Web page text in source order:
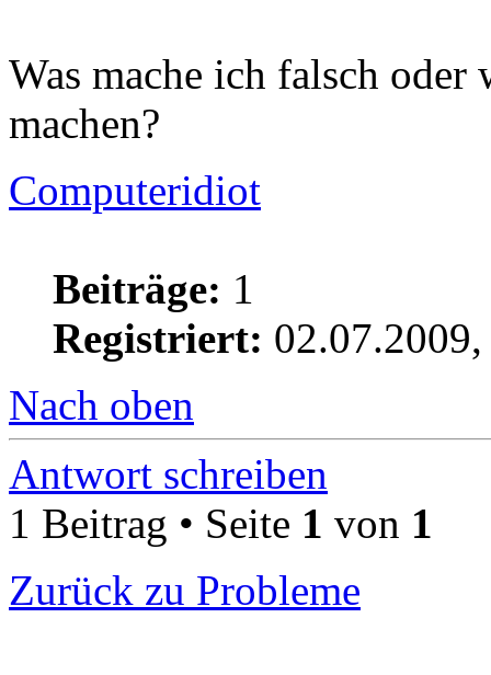
Was mache ich falsch
machen?
Computeridiot
Beiträge: 1
Registriert:
Nach oben
Antwort schreiben
1 Beitrag • Seite 1 von 1
Zurück zu Probleme